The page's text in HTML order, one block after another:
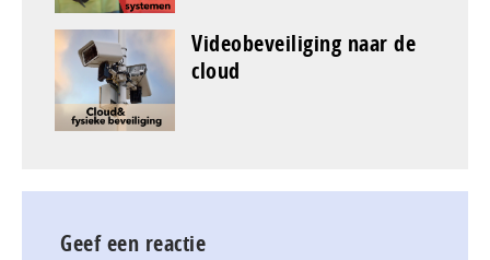
Videobeveiliging naar de
cloud
Geef een reactie